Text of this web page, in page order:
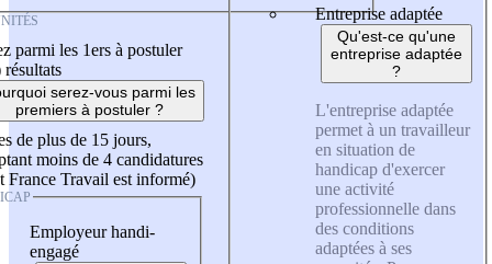
parmi les 1ers à postuler
résultats
serez-vous parmi les
premiers à postuler ?
de plus de 15 jours,
moins de 4 candidatures
France Travail est informé)
Employeur handi-
engagé
Entreprise adaptée
Qu'est-ce qu'une
entreprise adaptée
?
L'entreprise adaptée
permet à un travailleur
en situation de
handicap d'exercer
une activité
professionnelle dans
des conditions
adaptées à ses